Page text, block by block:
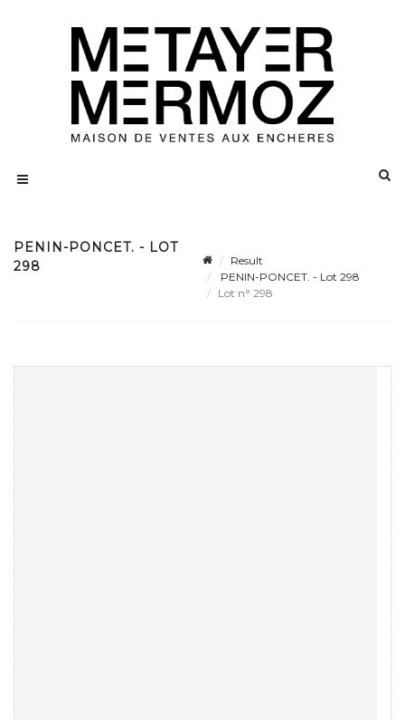
PENIN-PONCET. - LOT
298
Result
PENIN-PONCET. - Lot 298
Lot n° 298